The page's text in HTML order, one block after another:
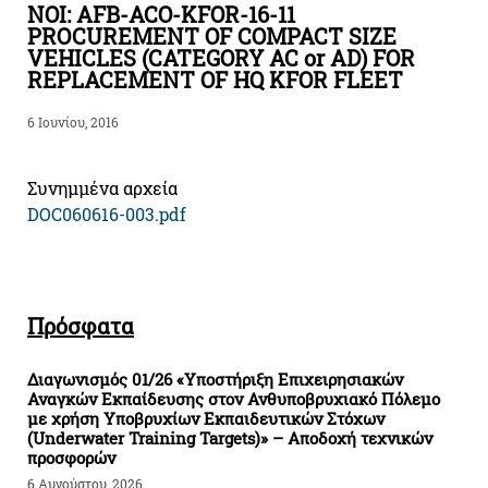
NOI: AFB-ACO-KFOR-16-11
PROCUREMENT OF COMPACT SIZE
VEHICLES (CATEGORY AC or AD) FOR
REPLACEMENT OF HQ KFOR FLEET
6 Ιουνίου, 2016
Συνημμένα αρχεία
DOC060616-003.pdf
Πρόσφατα
Διαγωνισμός 01/26 «Υποστήριξη Επιχειρησιακών
Αναγκών Εκπαίδευσης στον Ανθυποβρυχιακό Πόλεμο
με χρήση Υποβρυχίων Εκπαιδευτικών Στόχων
(Underwater Training Targets)» – Αποδοχή τεχνικών
προσφορών
6 Αυγούστου, 2026